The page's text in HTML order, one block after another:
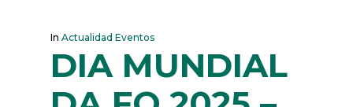
In Actualidad Eventos
DIA MUNDIAL